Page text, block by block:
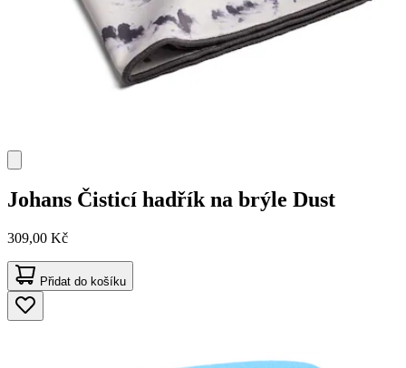
Johans Čisticí hadřík na brýle Dust
309,00 Kč
Přidat do košíku